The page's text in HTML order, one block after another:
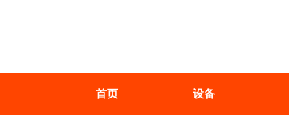
首页 设备